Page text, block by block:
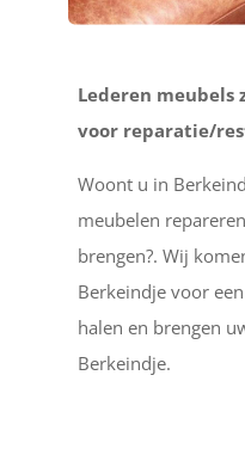
Lederen meubels
voor reparatie/
Woont u in
meubelen
brengen?. Wij
Berkeindje voor
halen en brengen
Berkeindje.